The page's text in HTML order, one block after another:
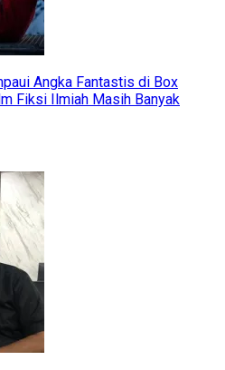
Angka Fantastis di Box
Fiksi Ilmiah Masih Banyak